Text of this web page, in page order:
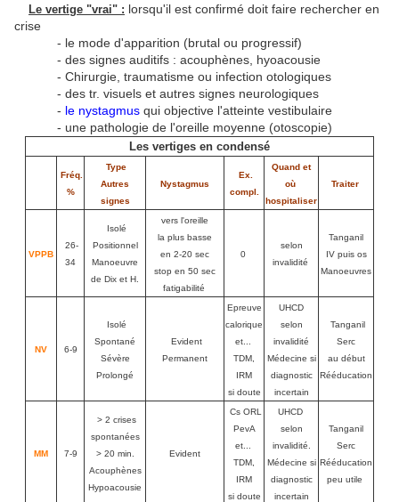
Le vertige "vrai" : lorsqu'il est confirmé doit faire rechercher en
crise
- le mode d'apparition (brutal ou progressif)
- des signes auditifs : acouphènes, hyoacousie
- Chirurgie, traumatisme ou infection otologiques
- des tr. visuels et autres signes neurologiques
- le nystagmus qui objective l'atteinte vestibulaire
- une pathologie de l'oreille moyenne (otoscopie)
Les vertiges en condensé
Fréq.
%
Type
Autres
signes
Nystagmus
Ex.
compl.
Quand et
où
hospitaliser
Traiter
VPPB
26-
34
Isolé
Positionnel
Manoeuvre
de Dix et H.
vers l'oreille
la plus basse
en 2-20 sec
stop en 50 sec
fatigabilité
0
selon
invalidité
Tanganil
IV puis os
Manoeuvres
NV 6-9
Isolé
Spontané
Sévère
Prolongé
Evident
Permanent
Epreuve
calorique
et...
TDM,
IRM
si doute
UHCD
selon
invalidité
Médecine si
diagnostic
incertain
Tanganil
Serc
au début
Rééducation
MM 7-9
> 2 crises
spontanées
> 20 min.
Acouphènes
Hypoacousie
Evident
Cs ORL
PevA
et...
TDM,
IRM
si doute
UHCD
selon
invalidité.
Médecine si
diagnostic
incertain
Tanganil
Serc
Rééducation
peu utile